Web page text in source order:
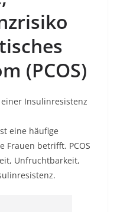
(PCOS)
Insulinresistenz
eine häufige
Frauen betrifft. PCOS
Unfruchtbarkeit,